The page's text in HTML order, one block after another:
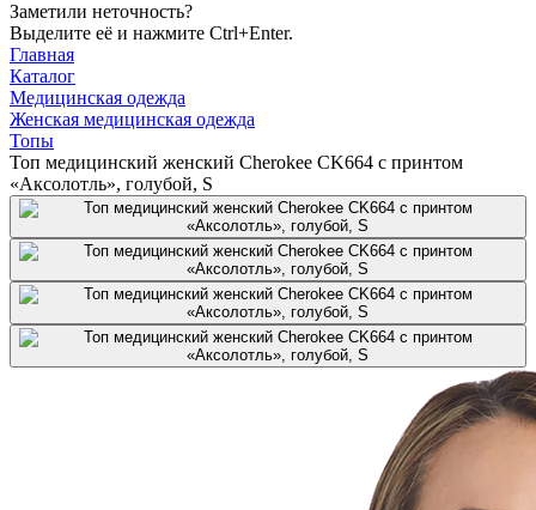
Заметили неточность?
Выделите её и нажмите Ctrl+Enter.
Главная
Каталог
Медицинская одежда
Женская медицинская одежда
Топы
Топ медицинский женский Cherokee CK664 с принтом
«Аксолотль», голубой, S